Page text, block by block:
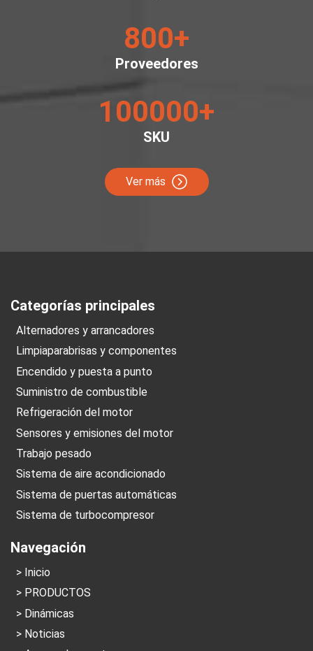
800+
Proveedores
100000+
SKU
Ver más
Categorías principales
Alternadores y arrancadores
Limpiaparabrisas y componentes
Encendido y puesta a punto
Suministro de combustible
Refrigeración del motor
Sensores y emisiones del motor
Trabajo pesado
Sistema de aire acondicionado
Sistema de puertas automáticas
Sistema de turbocompresor
Navegación
Inicio
PRODUCTOS
Dinámicas
Noticias